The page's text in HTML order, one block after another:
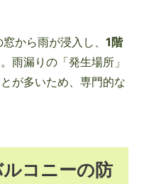
から雨が浸入し、 1階
。雨漏りの「発生場所」
が多いため、専門的な
コニーの防